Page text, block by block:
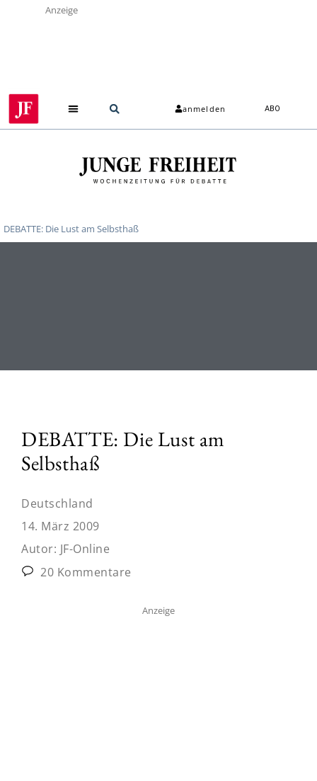
Anzeige
anmelden ABO
DEBATTE: Die Lust am Selbsthaß
DEBATTE: Die Lust am
Selbsthaß
Deutschland
14. März 2009
Autor: JF-Online
20 Kommentare
Anzeige